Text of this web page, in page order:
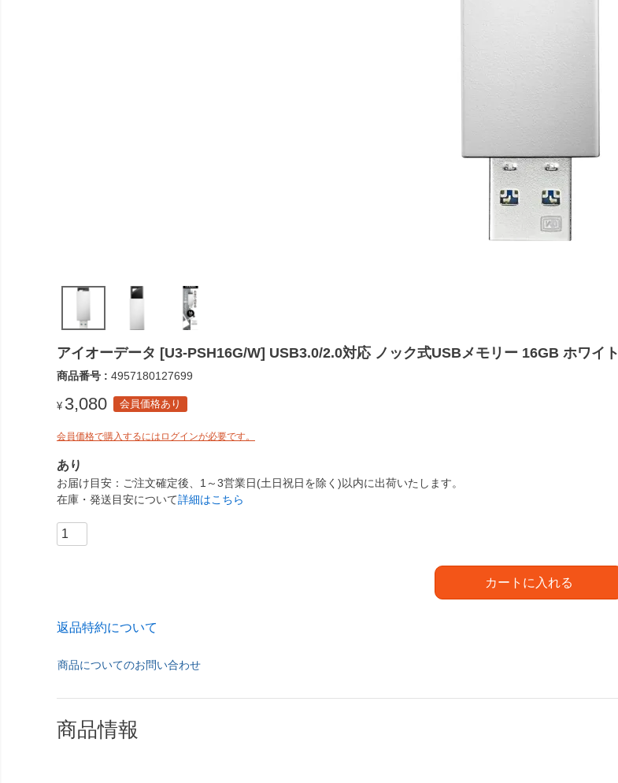
アイオーデータ [U3-PSH16G/W] USB3.0/2.0対応 ノック式USBメモリー 16GB ホワイト
商品番号 4957180127699
¥ 3,080 会員価格あり
会員価格で購入するにはログインが必要です。
あり
お届け目安
ご注文確定後、1～3営業日(土日祝日を除く)以内に出荷いたします。
在庫・発送目安について詳細はこちら
カートに入れる
返品特約について
商品についてのお問い合わせ
商品情報